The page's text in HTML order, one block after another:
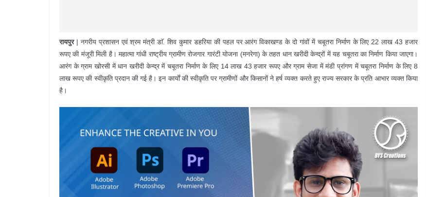
रायपुर| नगरीय प्रशासन एवं श्रम मंत्री डाॅ. शिव कुमार डहरिया की पहल पर आरंग विकाखण्ड के दो गांवों में चबूतरा निर्माण के लिए 22 लाख 43 हजार
रूपए की मंजूरी मिली है। महात्मा गांधी राष्ट्रीय ग्रामीण रोजगार गारंटी योजना (मनरेगा) के तहत धान खरीदी केन्द्रों में यह चबूतरा का निर्माण किया जाएगा।
आरंग के ग्राम खोरसी में धान खरीदी केन्द्र में चबूतरा निर्माण के लिए 14 लाख 43 हजार रूपए और ग्राम सेजा में मंडी प्रांगण में चबूतरा निर्माण के लिए 8
लाख रूपए की स्वीकृति प्रदान की गई है। इन कार्याें की स्वीकृति पर ग्रामीणों और किसानों ने हर्ष व्यक्त करते हुए राज्य सरकार के प्रति आभार व्यक्त किया
है।